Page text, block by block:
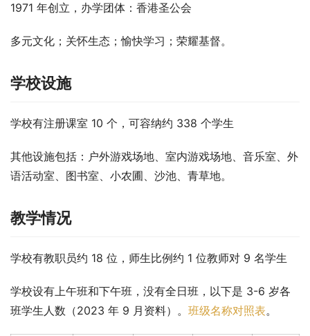
1971 年创立，办学团体：香港圣公会
多元文化；关怀生态；愉快学习；荣耀基督。
学校设施
学校有注册课室 10 个，可容纳约 338 个学生
其他设施包括：户外游戏场地、室内游戏场地、音乐室、外
语活动室、图书室、小农圃、沙池、青草地。
教学情况
学校有教职员约 18 位，师生比例约 1 位教师对 9 名学生
学校设有上午班和下午班，没有全日班，以下是 3-6 岁各
班学生人数（2023 年 9 月资料）。 班级名称对照表。